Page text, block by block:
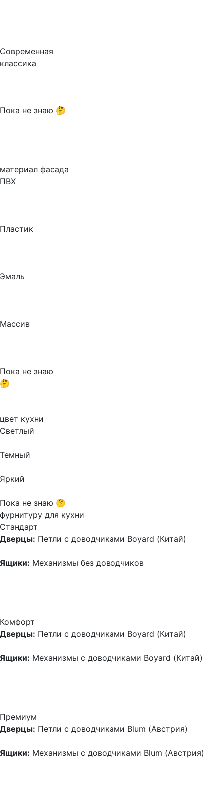
Современная
классика
Пока не знаю 🤔
материал фасада
ПВХ
Пластик
Эмаль
Массив
Пока не знаю
🤔
цвет кухни
Светлый
Темный
Яркий
Пока не знаю 🤔
фурнитуру для кухни
Стандарт
Дверцы: Петли с доводчиками Boyard (Китай)
Ящики: Механизмы без доводчиков
Комфорт
Дверцы: Петли с доводчиками Boyard (Китай)
Ящики: Механизмы с доводчиками Boyard (Китай)
Премиум
Дверцы: Петли с доводчиками Blum (Австрия)
Ящики: Механизмы с доводчиками Blum (Австрия)